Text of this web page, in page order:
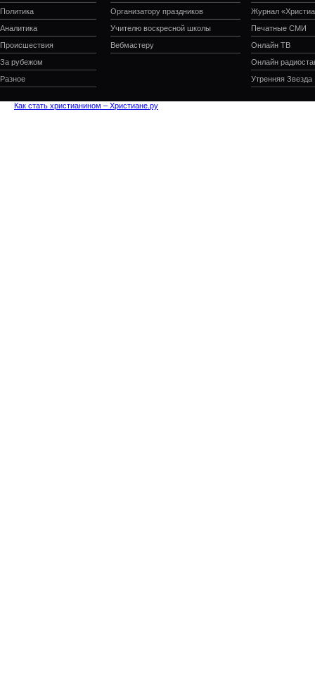
Политика
Аналитика
Происшествия
За рубежом
Разное
Организатору праздников
Учителю воскресной школы
Вебмастеру
Журнал
Печатные СМИ
Онлайн ТВ
Онлайн
Утренняя Звезда
Как стать христианином – Христиане.ру